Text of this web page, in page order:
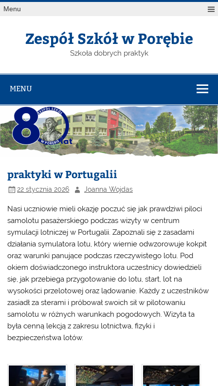
Menu
Zespół Szkół w Porębie
Szkoła dobrych praktyk
MENU
praktyki w Portugalii
22 stycznia 2026 Joanna Wojdas
Nasi uczniowie mieli okazję poczuć się jak prawdziwi piloci
samolotu pasażerskiego podczas wizyty w centrum
symulacji lotniczej w Portugalii. Zapoznali się z zasadami
działania symulatora lotu, który wiernie odwzorowuje kokpit
oraz warunki panujące podczas rzeczywistego lotu. Pod
okiem doświadczonego instruktora uczestnicy dowiedzieli
się, jak przebiega przygotowanie do lotu, start, lot na
wysokości przelotowej oraz lądowanie. Każdy z uczestników
zasiadł za sterami i próbował swoich sił w pilotowaniu
samolotu w różnych warunkach pogodowych. Wizyta ta
była cenną lekcją z zakresu lotnictwa, fizyki i
bezpieczeństwa lotów.